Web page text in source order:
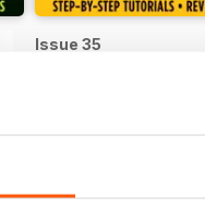
Issue 35